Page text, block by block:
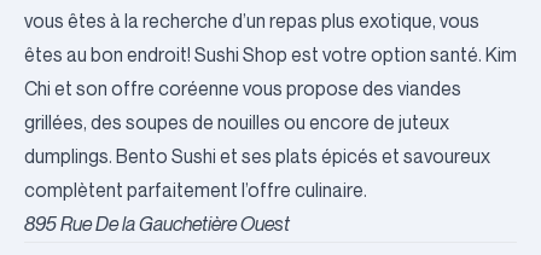
vous êtes à la recherche d’un repas plus exotique, vous
êtes au bon endroit! Sushi Shop est votre option santé. Kim
Chi et son offre coréenne vous propose des viandes
grillées, des soupes de nouilles ou encore de juteux
dumplings. Bento Sushi et ses plats épicés et savoureux
complètent parfaitement l’offre culinaire.
895 Rue De la Gauchetière Ouest